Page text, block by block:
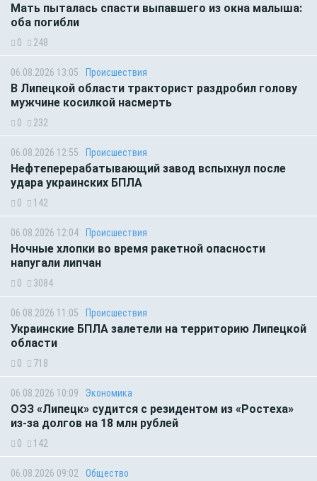
Мать пыталась спасти выпавшего из окна малыша:
оба погибли
0 248
06.08.2026 13:05 Происшествия
В Липецкой области тракторист раздробил голову
мужчине косилкой насмерть
0 232
06.08.2026 12:55 Происшествия
Нефтеперерабатывающий завод вспыхнул после
удара украинских БПЛА
0 142
06.08.2026 12:04 Происшествия
Ночные хлопки во время ракетной опасности
напугали липчан
0 3084
06.08.2026 11:05 Происшествия
Украинские БПЛА залетели на территорию Липецкой
области
0 718
06.08.2026 10:09 Экономика
ОЭЗ «Липецк» судится с резидентом из «Ростеха»
из-за долгов на 18 млн рублей
0 142
06.08.2026 09:02 Общество